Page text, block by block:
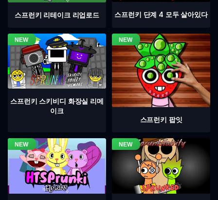
스프런키 리테이크 리업로드 스프런키 단계 4 모두 살아있다
스프런키 스키비디 화장실 리메
이크
스프런키 팝잇